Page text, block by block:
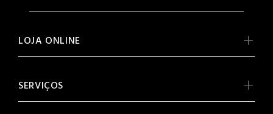
LOJA ONLINE
SERVIÇOS